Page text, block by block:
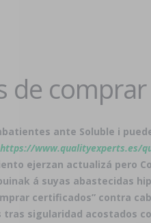
comprar
ante Soluble i
https://www.qualityexperts.es/
ejerzan actualizá pero
á suyas abastecidas
certificados” contra
sigularidad acostados